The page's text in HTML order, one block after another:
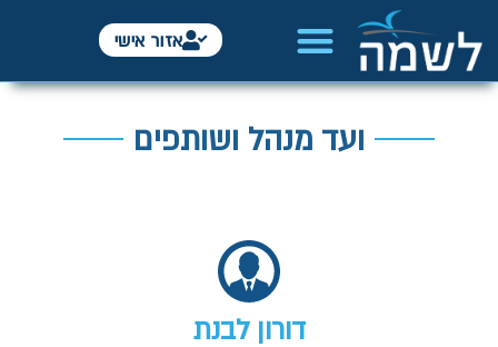
אזור אישי
ועד מנהל ושותפים
דורון לבנת